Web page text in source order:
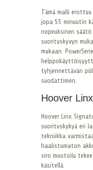
Tämä malli
jopa 55 minuutin
nopeuksinen
suorituskyvyn
mukaan.
tyhjennettävän
suodattimen.
Hoover
Hoover Linx
suorituskykyä eri
tekniikka
haalistumaton
siro muotoilu
käsitellä.